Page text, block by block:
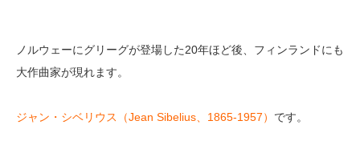
ノルウェーにグリーグが登場した20年ほど後、フィンランドにも
大作曲家が現れます。
ジャン・シベリウス（Jean Sibelius、1865-1957） です。